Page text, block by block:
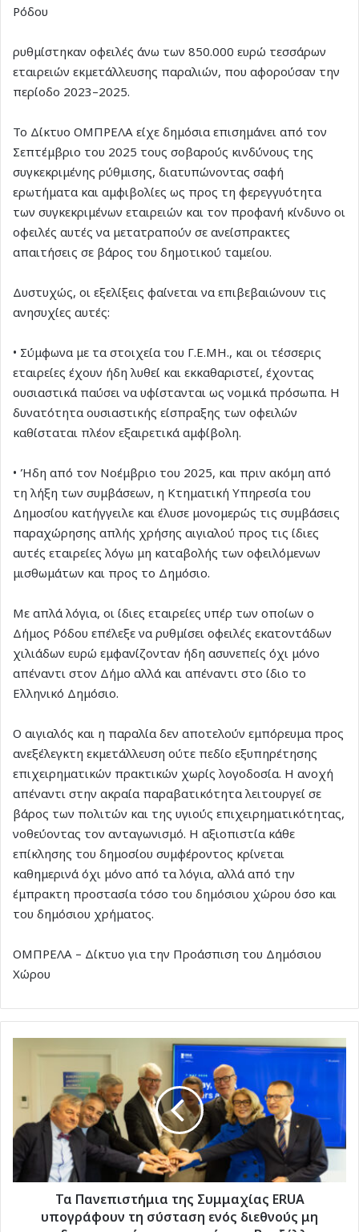
Ρόδου
ρυθμίστηκαν οφειλές άνω των 850.000 ευρώ τεσσάρων
εταιρειών εκμετάλλευσης παραλιών, που αφορούσαν την
περίοδο 2023–2025.
Το Δίκτυο ΟΜΠΡΕΛΑ είχε δημόσια επισημάνει από τον
Σεπτέμβριο του 2025 τους σοβαρούς κινδύνους της
συγκεκριμένης ρύθμισης, διατυπώνοντας σαφή
ερωτήματα και αμφιβολίες ως προς τη φερεγγυότητα
των συγκεκριμένων εταιρειών και τον προφανή κίνδυνο οι
οφειλές αυτές να μετατραπούν σε ανείσπρακτες
απαιτήσεις σε βάρος του δημοτικού ταμείου.
Δυστυχώς, οι εξελίξεις φαίνεται να επιβεβαιώνουν τις
ανησυχίες αυτές:
• Σύμφωνα με τα στοιχεία του Γ.Ε.ΜΗ., και οι τέσσερις
εταιρείες έχουν ήδη λυθεί και εκκαθαριστεί, έχοντας
ουσιαστικά παύσει να υφίστανται ως νομικά πρόσωπα. Η
δυνατότητα ουσιαστικής είσπραξης των οφειλών
καθίσταται πλέον εξαιρετικά αμφίβολη.
• Ήδη από τον Νοέμβριο του 2025, και πριν ακόμη από
τη λήξη των συμβάσεων, η Κτηματική Υπηρεσία του
Δημοσίου κατήγγειλε και έλυσε μονομερώς τις συμβάσεις
παραχώρησης απλής χρήσης αιγιαλού προς τις ίδιες
αυτές εταιρείες λόγω μη καταβολής των οφειλόμενων
μισθωμάτων και προς το Δημόσιο.
Με απλά λόγια, οι ίδιες εταιρείες υπέρ των οποίων ο
Δήμος Ρόδου επέλεξε να ρυθμίσει οφειλές εκατοντάδων
χιλιάδων ευρώ εμφανίζονταν ήδη ασυνεπείς όχι μόνο
απέναντι στον Δήμο αλλά και απέναντι στο ίδιο το
Ελληνικό Δημόσιο.
Ο αιγιαλός και η παραλία δεν αποτελούν εμπόρευμα προς
ανεξέλεγκτη εκμετάλλευση ούτε πεδίο εξυπηρέτησης
επιχειρηματικών πρακτικών χωρίς λογοδοσία. Η ανοχή
απέναντι στην ακραία παραβατικότητα λειτουργεί σε
βάρος των πολιτών και της υγιούς επιχειρηματικότητας,
νοθεύοντας τον ανταγωνισμό. Η αξιοπιστία κάθε
επίκλησης του δημοσίου συμφέροντος κρίνεται
καθημερινά όχι μόνο από τα λόγια, αλλά από την
έμπρακτη προστασία τόσο του δημόσιου χώρου όσο και
του δημόσιου χρήματος.
ΟΜΠΡΕΛΑ – Δίκτυο για την Προάσπιση του Δημόσιου
Χώρου
Πανεπιστήμια
Συμμαχίας
ERUA
υπογράφουν
σύσταση
ενός
διεθνούςΤα Πανεπιστήμια της Συμμαχίας ERUA
υπογράφουν τη σύσταση ενός διεθνούς μη